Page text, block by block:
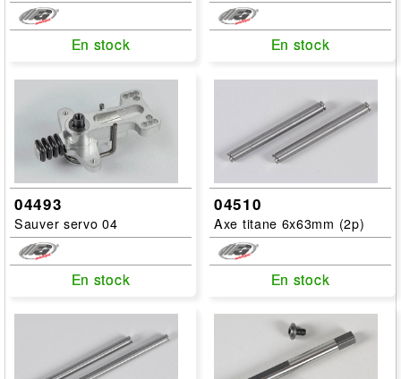
En stock
En stock En stock
En stock
04493
Sauver servo 04
En stock
En stock
04510
Axe titane 6x63mm (2p)
En stock
En stock